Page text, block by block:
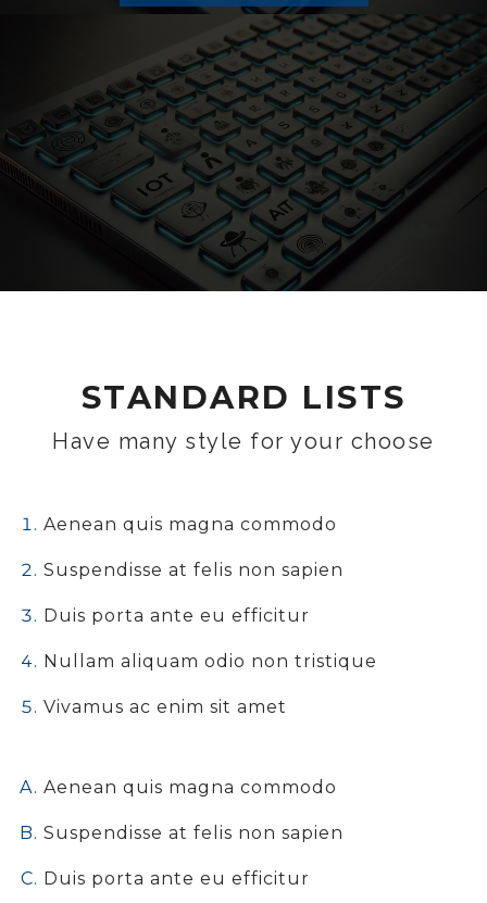
STANDARD LISTS
Have many style for your choose
Aenean quis magna commodo
Suspendisse at felis non sapien
Duis porta ante eu efficitur
Nullam aliquam odio non tristique
Vivamus ac enim sit amet
Aenean quis magna commodo
Suspendisse at felis non sapien
Duis porta ante eu efficitur